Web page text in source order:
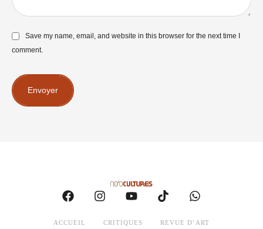
Save my name, email, and website in this browser for the next time I
comment.
Envoyer
ACCUEIL CRITIQUES REVUE D’ART